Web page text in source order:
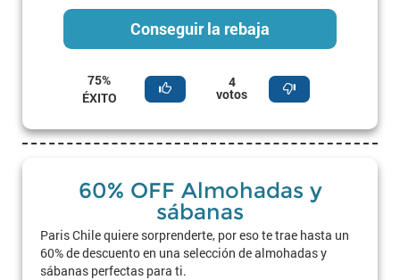
Conseguir la rebaja
75%
ÉXITO
4
votos
60% OFF Almohadas y
sábanas
Paris Chile quiere sorprenderte, por eso te trae hasta un
60% de descuento en una selección de almohadas y
sábanas perfectas para ti.